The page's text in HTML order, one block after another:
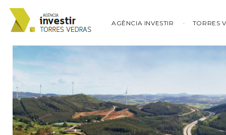
AGÊNCIA INVESTIR TORRES